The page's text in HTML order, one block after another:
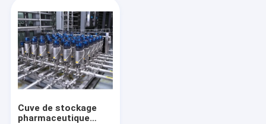
Cuve de stockage
pharmaceutique